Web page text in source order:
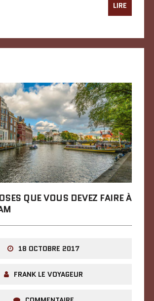
LIRE
QUE VOUS DEVEZ FAIRE À
18 OCTOBRE 2017
FRANK LE VOYAGEUR